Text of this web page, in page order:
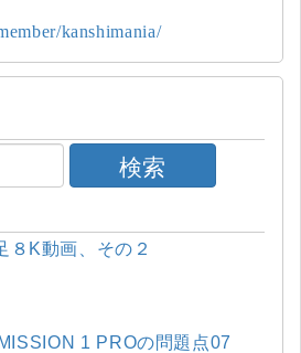
kanshimania/
検索
８K動画、その２
1 PROの問題点07